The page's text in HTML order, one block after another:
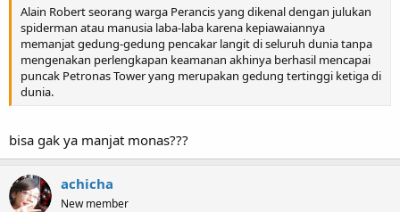
Alain Robert seorang warga Perancis yang dikenal dengan julukan
spiderman atau manusia laba-laba karena kepiawaiannya
memanjat gedung-gedung pencakar langit di seluruh dunia tanpa
mengenakan perlengkapan keamanan akhinya berhasil mencapai
puncak Petronas Tower yang merupakan gedung tertinggi ketiga di
dunia.
bisa gak ya manjat monas???
achicha
New member